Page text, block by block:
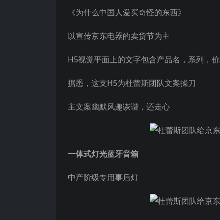
《为什么中国人爱买奇怪的东西》
以宣传京东电器的卖货节为主
H5视觉平面上的文字包含产品名，系列，
据悉，这支H5为杜蕾斯团队文案操刀
主文案幽默风趣诙谐，还走心
一体式灯光蓝牙音箱
中产阶级专用事后灯